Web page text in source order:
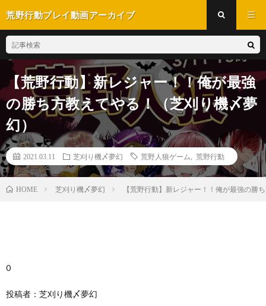
荒野行動プレイ動画アーカイブ
【荒野行動】新レジャー！！俺が最強
の勝ち方教えてやる！（芝刈り機〆夢
幻）
2021.03.11 芝刈り機〆夢幻 荒野人狼ゲーム 荒野行動
HOME 芝刈り機〆夢幻 【荒野行動】新レジャー！！俺が最強の勝
0
投稿者：芝刈り機〆夢幻